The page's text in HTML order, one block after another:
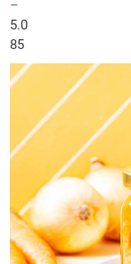
–
5.0
85